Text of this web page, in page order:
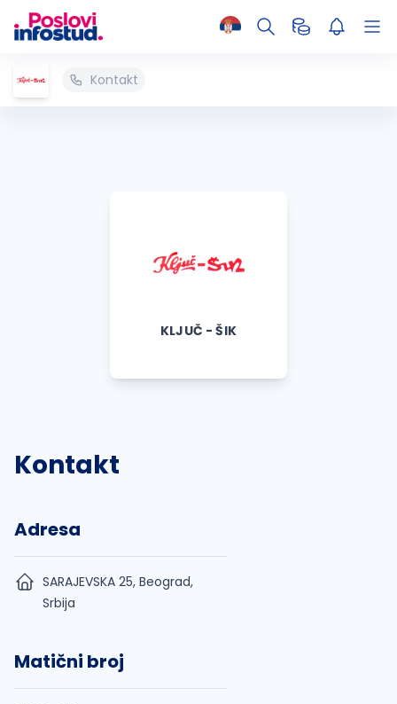
Kontakt
KLJUČ - ŠIK
Kontakt
Adresa
SARAJEVSKA 25, Beograd,
Srbija
Matični broj